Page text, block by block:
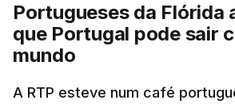
Portugueses da Flórida
que Portugal pode sair
mundo
A RTP esteve num café